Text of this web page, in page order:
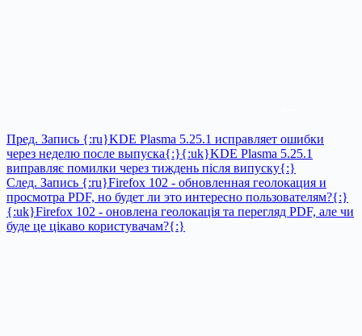
Пред. Запись {:ru}KDE Plasma 5.25.1 исправляет ошибки
через неделю после выпуска{:}{:uk}KDE Plasma 5.25.1
виправляє помилки через тиждень після випуску{:}
След. Запись {:ru}Firefox 102 - обновленная геолокация и
просмотра PDF, но будет ли это интересно пользователям?{:}
{:uk}Firefox 102 - оновлена геолокація та перегляд PDF, але чи
буде це цікаво користувачам?{:}